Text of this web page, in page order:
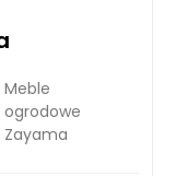
Meble
ogrodowe
Zayama